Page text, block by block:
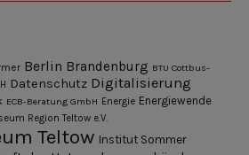
Berlin Brandenburg BTU Cottbus-
Datenschutz Digitalisierung
ECB-Beratung GmbH Energie Energiewende
Region Teltow e.V.
Teltow Institut Sommer